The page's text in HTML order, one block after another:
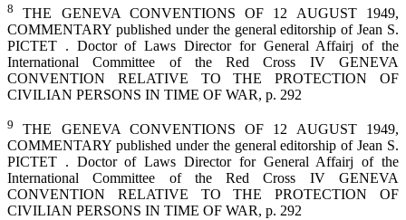
8
THE GENEVA CONVENTIONS OF 12 AUGUST 1949,
COMMENTARY published under the general editorship of Jean S.
PICTET . Doctor of Laws Director for General Affairj of the
International Committee of the Red Cross IV GENEVA
CONVENTION RELATIVE TO THE PROTECTION OF
CIVILIAN PERSONS IN TIME OF WAR, p. 292
9
THE GENEVA CONVENTIONS OF 12 AUGUST 1949,
COMMENTARY published under the general editorship of Jean S.
PICTET . Doctor of Laws Director for General Affairj of the
International Committee of the Red Cross IV GENEVA
CONVENTION RELATIVE TO THE PROTECTION OF
CIVILIAN PERSONS IN TIME OF WAR, p. 292